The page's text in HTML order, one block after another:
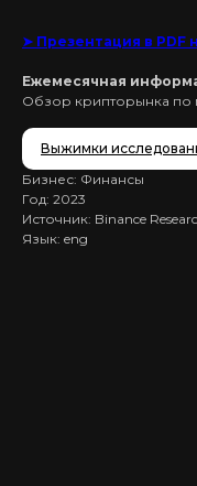
➤ Презентация в PDF
Ежемесячная
Обзор крипторынка по
Выжимки
Бизнес: Финансы
Год: 2023
Источник: Binance
Язык: eng